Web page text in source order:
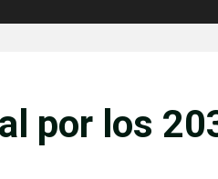
por los